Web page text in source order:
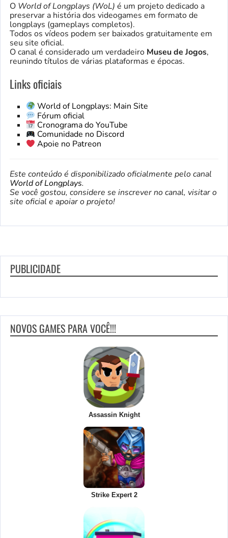
O World of Longplays (WoL) é um projeto dedicado a
preservar a história dos videogames em formato de
longplays (gameplays completos).
Todos os vídeos podem ser baixados gratuitamente em
seu site oficial.
O canal é considerado um verdadeiro Museu de Jogos,
reunindo títulos de várias plataformas e épocas.
Links oficiais
World of Longplays: Main Site
Fórum oficial
Cronograma do YouTube
Comunidade no Discord
Apoie no Patreon
Este conteúdo é disponibilizado oficialmente pelo canal
World of Longplays.
Se você gostou, considere se inscrever no canal, visitar o
site oficial e apoiar o projeto!
PUBLICIDADE
NOVOS GAMES PARA VOCÊ!!!
Assassin Knight
Strike Expert 2